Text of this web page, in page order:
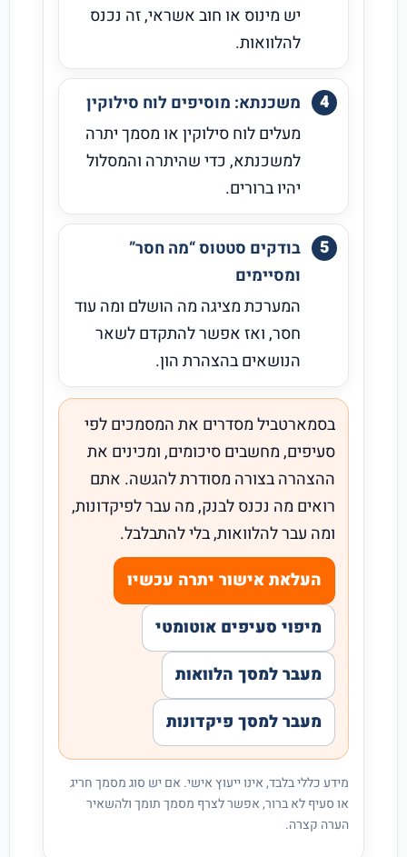
יש מינוס או חוב אשראי, זה נכנס
להלוואות.
משכנתא: מוסיפים לוח סילוקין
מעלים לוח סילוקין או מסמך יתרה
למשכנתא, כדי שהיתרה והמסלול
יהיו ברורים.
בודקים סטטוס “מה חסר”
ומסיימים
המערכת מציגה מה הושלם ומה עוד
חסר, ואז אפשר להתקדם לשאר
הנושאים בהצהרת הון.
בסמארטביל מסדרים את המסמכים לפי
סעיפים, מחשבים סיכומים, ומכינים את
ההצהרה בצורה מסודרת להגשה. אתם
רואים מה נכנס לבנק, מה עבר לפיקדונות,
ומה עבר להלוואות, בלי להתבלבל.
העלאת אישור יתרה עכשיו
מיפוי סעיפים אוטומטי
מעבר למסך הלוואות
מעבר למסך פיקדונות
מידע כללי בלבד, אינו ייעוץ אישי. אם יש סוג מסמך חריג
או סעיף לא ברור, אפשר לצרף מסמך תומך ולהשאיר
הערה קצרה.